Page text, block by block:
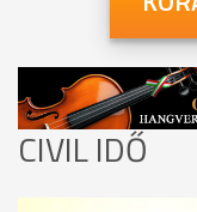
CIVIL IDŐ